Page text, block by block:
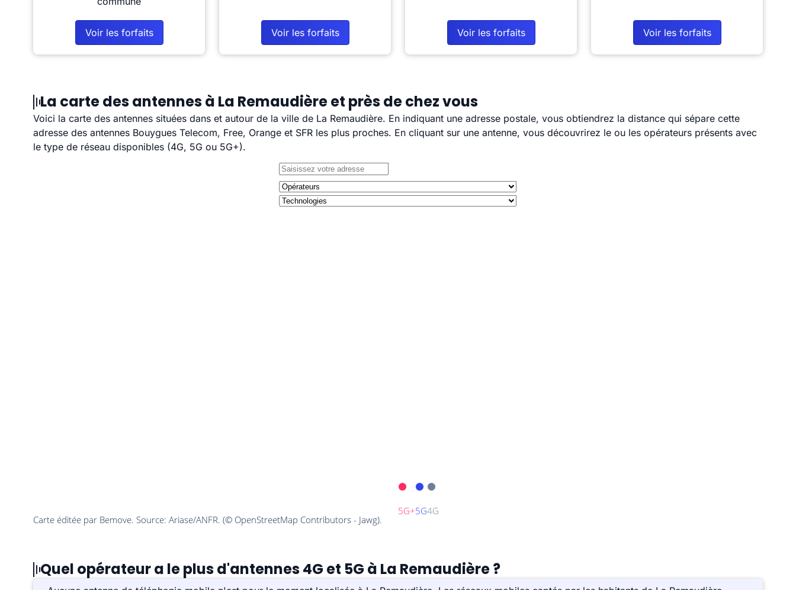
Voir les forfaits Voir les forfaits Voir les forfaits Voir les forfaits
La carte des antennes à La Remaudière et près de chez vous
Voici la carte des antennes situées dans et autour de la ville de La Remaudière. En indiquant une adresse postale, vous obtiendrez la distance qui sépare cette
adresse des antennes Bouygues Telecom, Free, Orange et SFR les plus proches. En cliquant sur une antenne, vous découvrirez le ou les opérateurs présents avec
le type de réseau disponibles (4G, 5G ou 5G+).
Quel opérateur a le plus d'antennes 4G et 5G à La Remaudière ?